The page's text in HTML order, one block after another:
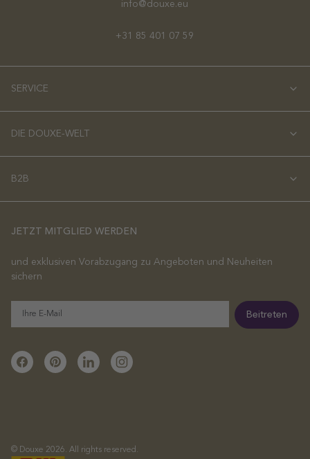
info@douxe.eu
+31 85 401 07 59
SERVICE
DIE DOUXE-WELT
B2B
JETZT MITGLIED WERDEN
und exklusiven Vorabzugang zu Angeboten und Neuheiten
sichern
Beitreten
© Douxe 2026. All rights reserved.